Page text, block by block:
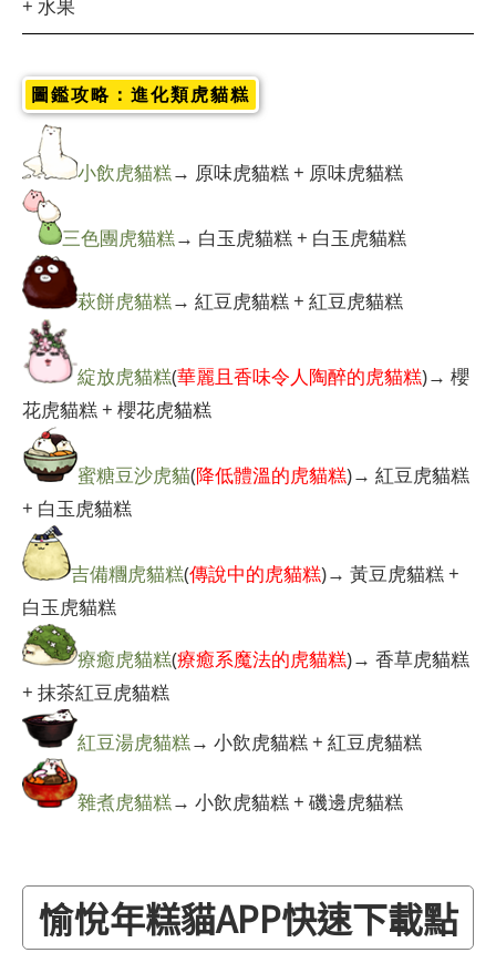
+ 水果
圖鑑攻略：進化類虎貓糕
小飲虎貓糕→ 原味虎貓糕 + 原味虎貓糕
三色團虎貓糕→ 白玉虎貓糕 + 白玉虎貓糕
萩餅虎貓糕→ 紅豆虎貓糕 + 紅豆虎貓糕
綻放虎貓糕(華麗且香味令人陶醉的虎貓糕)→ 櫻
花虎貓糕 + 櫻花虎貓糕
蜜糖豆沙虎貓(降低體溫的虎貓糕)→ 紅豆虎貓糕
+ 白玉虎貓糕
吉備糰虎貓糕(傳說中的虎貓糕)→ 黃豆虎貓糕 +
白玉虎貓糕
療癒虎貓糕(療癒系魔法的虎貓糕)→ 香草虎貓糕
+ 抹茶紅豆虎貓糕
紅豆湯虎貓糕→ 小飲虎貓糕 + 紅豆虎貓糕
雜煮虎貓糕→ 小飲虎貓糕 + 磯邊虎貓糕
愉悅年糕貓APP快速下載點